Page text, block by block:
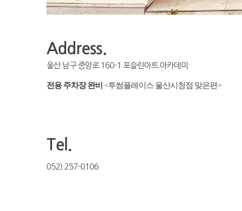
Address.
울산 남구 중앙로 160-1 포슬린아트 아카데미
전용 주차장 완비 <투썸플레이스 울산시청점 맞은편>
Tel.
052) 257-0106